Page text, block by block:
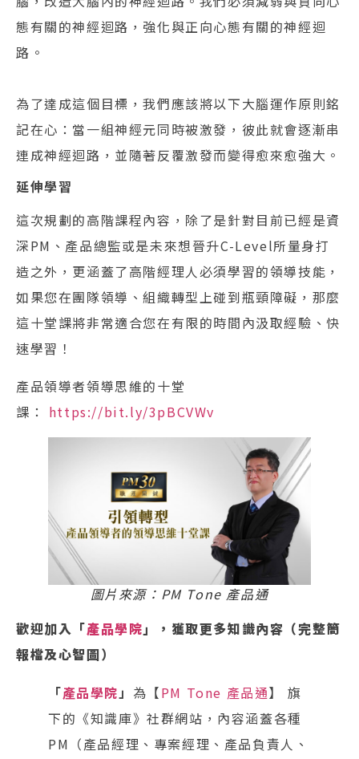
態有關的神經迴路，強化與正向心態有關的神經迴
路。
為了達成這個目標，我們應該將以下大腦運作原則銘
記在心：當一組神經元同時被激發，彼此就會逐漸串
連成神經迴路，並隨著反覆激發而變得愈來愈強大。
延伸學習
這次規劃的高階課程內容，除了是針對目前已經是資
深PM、產品總監或是未來想晉升C-Level所量身打
造之外，更涵蓋了高階經理人必須學習的領導技能，
如果您在團隊領導、組織轉型上碰到瓶頸障礙，那麼
這十堂課將非常適合您在有限的時間內汲取經驗、快
速學習！
產品領導者領導思維的十堂
課：
https://bit.ly/3pBCVWv
圖片來源：PM Tone 產品通
歡迎加入「產品學院」，獲取更多知識內容（完整簡
報檔及心智圖）
「產品學院」 為【PM Tone 產品通】 旗
下的《知識庫》社群網站，內容涵蓋各種
PM（產品經理、專案經理、產品負責人、